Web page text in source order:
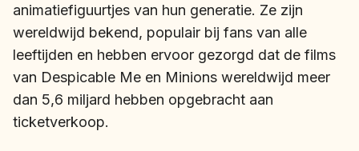
animatiefiguurtjes van hun generatie. Ze zijn
wereldwijd bekend, populair bij fans van alle
leeftijden en hebben ervoor gezorgd dat de films
van Despicable Me en Minions wereldwijd meer
dan 5,6 miljard hebben opgebracht aan
ticketverkoop.